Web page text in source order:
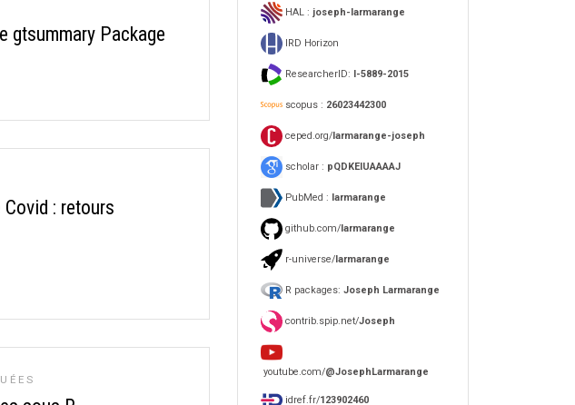
gtsummary Package
Covid : retours
HAL : joseph-larmarange
IRD Horizon
ResearcherID: I-5889-2015
scopus : 26023442300
ceped.org/larmarange-joseph
scholar : pQDKEIUAAAAJ
PubMed : larmarange
github.com/larmarange
r-universe/larmarange
R packages: Joseph Larmarange
contrib.spip.net/Joseph
youtube.com/@JosephLarmarange
idref.fr/123902460